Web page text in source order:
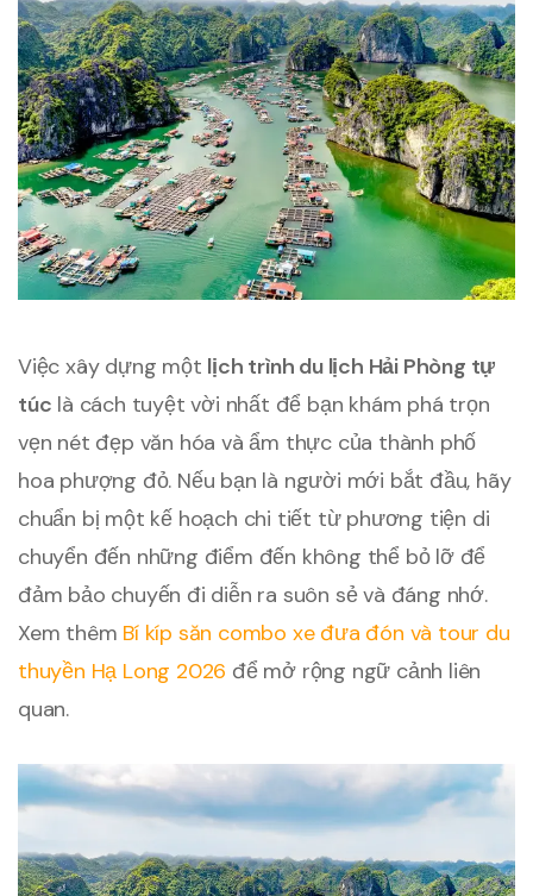
Việc xây dựng một lịch trình du lịch Hải Phòng tự
túc là cách tuyệt vời nhất để bạn khám phá trọn
vẹn nét đẹp văn hóa và ẩm thực của thành phố
hoa phượng đỏ. Nếu bạn là người mới bắt đầu, hãy
chuẩn bị một kế hoạch chi tiết từ phương tiện di
chuyển đến những điểm đến không thể bỏ lỡ để
đảm bảo chuyến đi diễn ra suôn sẻ và đáng nhớ.
Xem thêm Bí kíp săn combo xe đưa đón và tour du
thuyền Hạ Long 2026 để mở rộng ngữ cảnh liên
quan.